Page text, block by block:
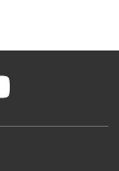
YouTube